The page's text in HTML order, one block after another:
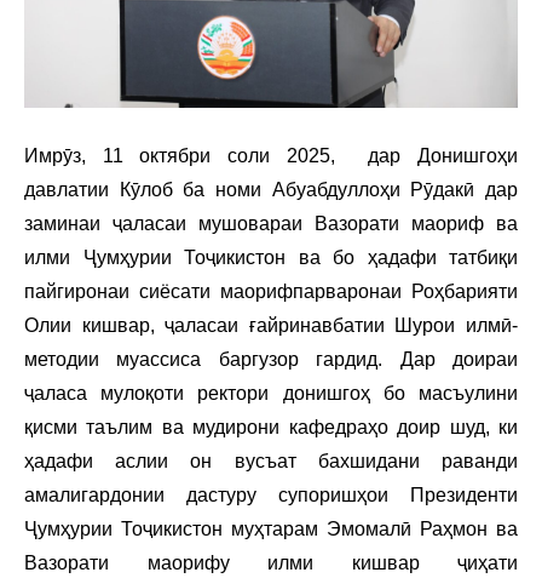
Имрӯз, 11 октябри соли 2025, дар Донишгоҳи
давлатии Кӯлоб ба номи Абуабдуллоҳи Рӯдакӣ дар
заминаи ҷаласаи мушовараи Вазорати маориф ва
илми Ҷумҳурии Тоҷикистон ва бо ҳадафи татбиқи
пайгиронаи сиёсати маорифпарваронаи Роҳбарияти
Олии кишвар, ҷаласаи ғайринавбатии Шурои илмӣ-
методии муассиса баргузор гардид. Дар доираи
ҷаласа мулоқоти ректори донишгоҳ бо масъулини
қисми таълим ва мудирони кафедраҳо доир шуд, ки
ҳадафи аслии он вусъат бахшидани раванди
амалигардонии дастуру супоришҳои Президенти
Ҷумҳурии Тоҷикистон муҳтарам Эмомалӣ Раҳмон ва
Вазорати маорифу илми кишвар ҷиҳати